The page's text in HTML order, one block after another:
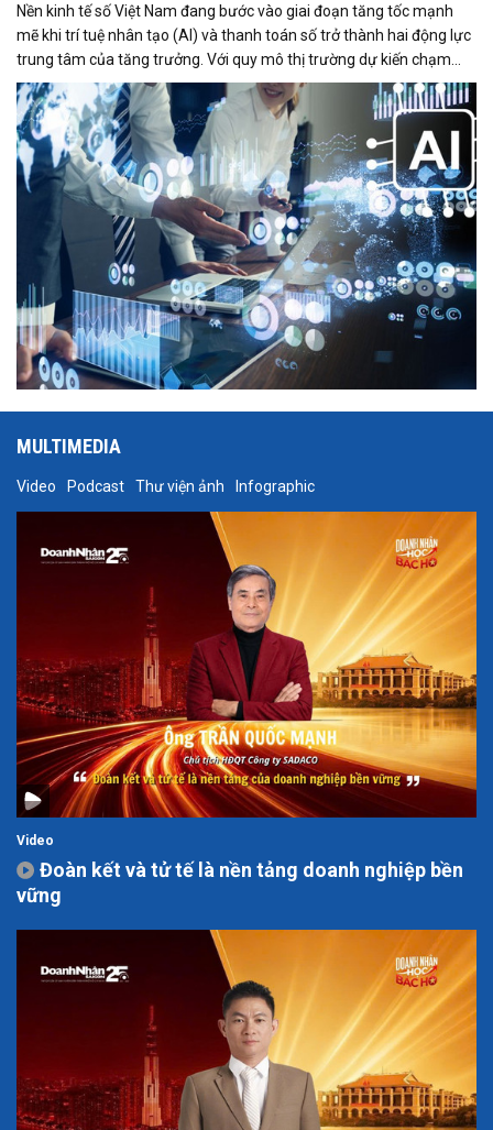
Nền kinh tế số Việt Nam đang bước vào giai đoạn tăng tốc mạnh
mẽ khi trí tuệ nhân tạo (AI) và thanh toán số trở thành hai động lực
trung tâm của tăng trưởng. Với quy mô thị trường dự kiến chạm
mốc 39 tỷ USD trong năm 2025, Việt Nam đang nổi lên như một
trong những điểm sáng của Đông Nam Á về mức độ sẵn sàng công
nghệ, tốc độ số hóa và khả năng hấp thụ các mô hình kinh doanh
mới.
MULTIMEDIA
Video Podcast Thư viện ảnh Infographic
Video
Đoàn kết và tử tế là nền tảng doanh nghiệp bền
vững